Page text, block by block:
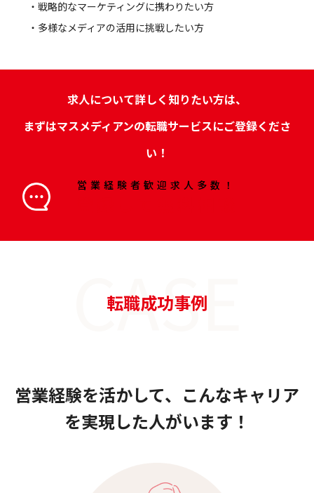
・戦略的なマーケティングに携わりたい方
・多様なメディアの活用に挑戦したい方
求人について詳しく知りたい方は、
まずはマスメディアンの転職サービスにご登録くださ
い！
営業経験者歓迎求人多数！
CASE
転職成功事例
営業経験を活かして、こんなキャリア
を実現した人がいます！